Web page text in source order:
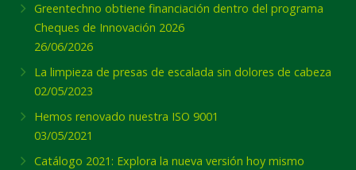
Greentechno obtiene financiación dentro del programa
Cheques de Innovación 2026
26/06/2026
La limpieza de presas de escalada sin dolores de cabeza
02/05/2023
Hemos renovado nuestra ISO 9001
03/05/2021
Catálogo 2021: Explora la nueva versión hoy mismo